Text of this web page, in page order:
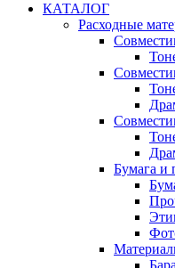
КАТАЛОГ
Расходные
Бумага и